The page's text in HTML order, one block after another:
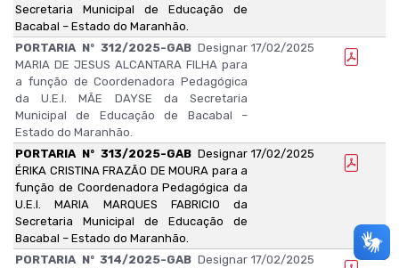
Secretaria Municipal de Educação de
Bacabal – Estado do Maranhão.
PORTARIA Nº 312/2025-GAB Designar
MARIA DE JESUS ALCANTARA FILHA para
a função de Coordenadora Pedagógica
da U.E.I. MÃE DAYSE da Secretaria
Municipal de Educação de Bacabal –
Estado do Maranhão.
17/02/2025
PORTARIA Nº 313/2025-GAB Designar
ÉRIKA CRISTINA FRAZÃO DE MOURA para a
função de Coordenadora Pedagógica da
U.E.I. MARIA MARQUES FABRICIO da
Secretaria Municipal de Educação de
Bacabal – Estado do Maranhão.
17/02/2025
PORTARIA Nº 314/2025-GAB Designar 17/02/2025